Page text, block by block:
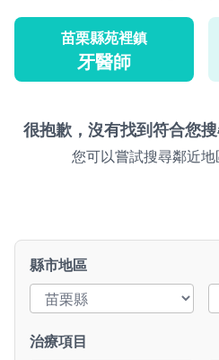
苗栗縣苑裡鎮
牙醫師
很抱歉，沒有找到符合您搜
您可以嘗試搜尋鄰近地
縣市地區
治療項目